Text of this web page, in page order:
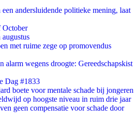
een andersluidende politieke mening, laat
October
met ruime zege op promovendus
alarm wegens droogte: Gereedschapskist
Dag #1833
boete voor mentale schade bij jongeren
op hoogste niveau in ruim drie jaar
geen compensatie voor schade door